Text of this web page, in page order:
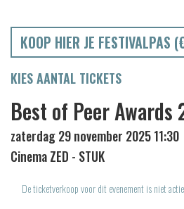
KOOP HIER JE FESTIVALPAS
KIES AANTAL TICKETS
Best of Peer Awards
zaterdag 29 november 2025 11:30
Cinema ZED - STUK
De ticketverkoop voor dit evenement is niet